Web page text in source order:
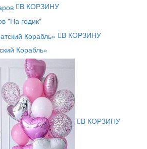
В КОРЗИНУ
"На годик"
В КОРЗИНУ
Корабль»
В КОРЗИНУ